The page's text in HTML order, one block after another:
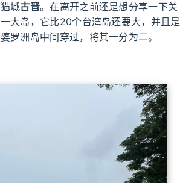
城古晋。在离开之前还是想分享一下关
大岛，它比20个台湾岛还要大，并且是
罗洲岛中间穿过，将其一分为二。